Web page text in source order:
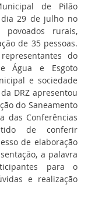
de Pilão
29 de julho no
rurais,
de 35 pessoas.
do
Água e Esgoto
e sociedade
DRZ apresentou
do Saneamento
das Conferências
de conferir
de elaboração
a palavra
para o
e realização